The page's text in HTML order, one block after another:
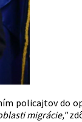
policajtov do
migrácie,"